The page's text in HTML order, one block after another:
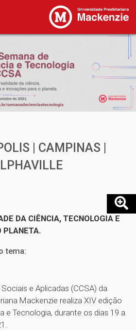
| CAMPINAS |
DA CIÊNCIA, TECNOLOGIA E
PLANETA.
tema:
e Aplicadas (CCSA) da
Mackenzie realiza XIV edição
e Tecnologia, durante os dias 19 a